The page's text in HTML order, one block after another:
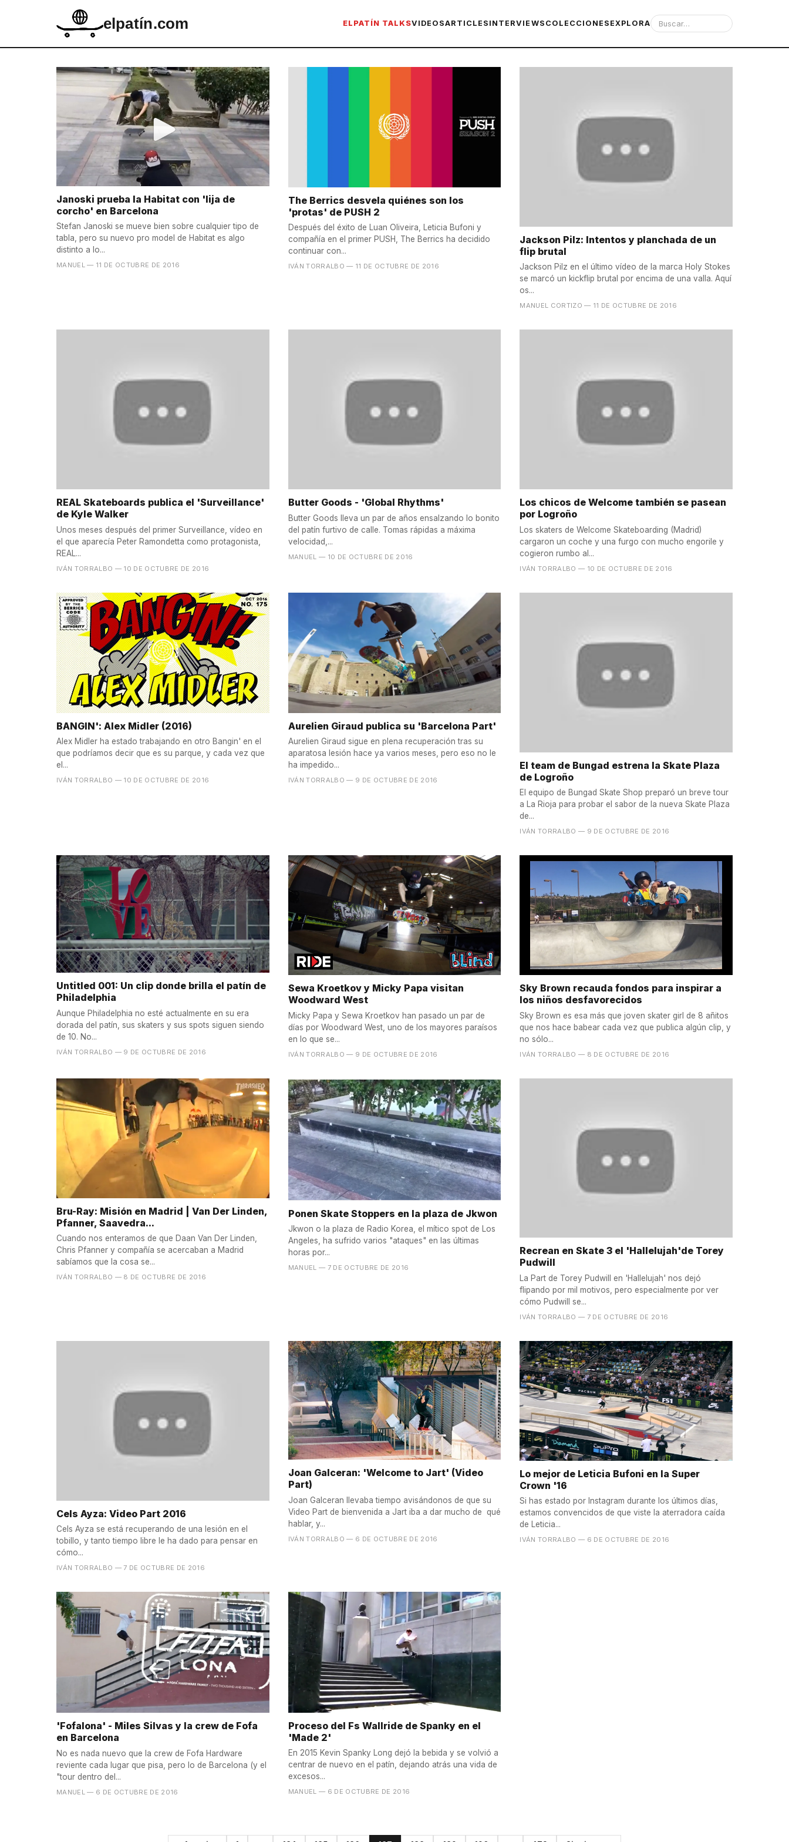
elpatín.com ELPATÍN TALKSVIDEOSARTICLES INTERVIEWS COLECCIONES EXPLORA
Janoski prueba la Habitat con 'lija de
corcho' en Barcelona
Stefan Janoski se mueve bien sobre cualquier tipo de
tabla, pero su nuevo pro model de Habitat es algo
distinto a lo...
MANUEL — 11 DE OCTUBRE DE 2016
The Berrics desvela quiénes son los
'protas' de PUSH 2
Después del éxito de Luan Oliveira, Leticia Bufoni y
compañía en el primer PUSH, The Berrics ha decidido
continuar con...
IVÁN TORRALBO — 11 DE OCTUBRE DE 2016
Jackson Pilz: Intentos y planchada de un
flip brutal
Jackson Pilz en el último vídeo de la marca Holy Stokes
se marcó un kickflip brutal por encima de una valla. Aquí
os...
MANUEL CORTIZO — 11 DE OCTUBRE DE 2016
REAL Skateboards publica el 'Surveillance'
de Kyle Walker
Unos meses después del primer Surveillance, vídeo en
el que aparecía Peter Ramondetta como protagonista,
REAL...
IVÁN TORRALBO — 10 DE OCTUBRE DE 2016
Butter Goods - 'Global Rhythms'
Butter Goods lleva un par de años ensalzando lo bonito
del patín furtivo de calle. Tomas rápidas a máxima
velocidad,...
MANUEL — 10 DE OCTUBRE DE 2016
Los chicos de Welcome también se pasean
por Logroño
Los skaters de Welcome Skateboarding (Madrid)
cargaron un coche y una furgo con mucho engorile y
cogieron rumbo al...
IVÁN TORRALBO — 10 DE OCTUBRE DE 2016
BANGIN': Alex Midler (2016)
Alex Midler ha estado trabajando en otro Bangin' en el
que podríamos decir que es su parque, y cada vez que
el...
IVÁN TORRALBO — 10 DE OCTUBRE DE 2016
Aurelien Giraud publica su 'Barcelona Part'
Aurelien Giraud sigue en plena recuperación tras su
aparatosa lesión hace ya varios meses, pero eso no le
ha impedido...
IVÁN TORRALBO — 9 DE OCTUBRE DE 2016
El team de Bungad estrena la Skate Plaza
de Logroño
El equipo de Bungad Skate Shop preparó un breve tour
a La Rioja para probar el sabor de la nueva Skate Plaza
de...
IVÁN TORRALBO — 9 DE OCTUBRE DE 2016
Untitled 001: Un clip donde brilla el patín de
Philadelphia
Aunque Philadelphia no esté actualmente en su era
dorada del patín, sus skaters y sus spots siguen siendo
de 10. No...
IVÁN TORRALBO — 9 DE OCTUBRE DE 2016
Sewa Kroetkov y Micky Papa visitan
Woodward West
Micky Papa y Sewa Kroetkov han pasado un par de
días por Woodward West, uno de los mayores paraísos
en lo que se...
IVÁN TORRALBO — 9 DE OCTUBRE DE 2016
Sky Brown recauda fondos para inspirar a
los niños desfavorecidos
Sky Brown es esa más que joven skater girl de 8 añitos
que nos hace babear cada vez que publica algún clip, y
no sólo...
IVÁN TORRALBO — 8 DE OCTUBRE DE 2016
Bru-Ray: Misión en Madrid | Van Der Linden,
Pfanner, Saavedra...
Cuando nos enteramos de que Daan Van Der Linden,
Chris Pfanner y compañía se acercaban a Madrid
sabíamos que la cosa se...
IVÁN TORRALBO — 8 DE OCTUBRE DE 2016
Ponen Skate Stoppers en la plaza de Jkwon
Jkwon o la plaza de Radio Korea, el mítico spot de Los
Angeles, ha sufrido varios "ataques" en las últimas
horas por...
MANUEL — 7 DE OCTUBRE DE 2016
Recrean en Skate 3 el 'Hallelujah'de Torey
Pudwill
La Part de Torey Pudwill en 'Hallelujah' nos dejó
flipando por mil motivos, pero especialmente por ver
cómo Pudwill se...
IVÁN TORRALBO — 7 DE OCTUBRE DE 2016
Cels Ayza: Video Part 2016
Cels Ayza se está recuperando de una lesión en el
tobillo, y tanto tiempo libre le ha dado para pensar en
cómo...
IVÁN TORRALBO — 7 DE OCTUBRE DE 2016
Joan Galceran: 'Welcome to Jart' (Video
Part)
Joan Galceran llevaba tiempo avisándonos de que su
Video Part de bienvenida a Jart iba a dar mucho de qué
hablar, y...
IVÁN TORRALBO — 6 DE OCTUBRE DE 2016
Lo mejor de Leticia Bufoni en la Super
Crown '16
Si has estado por Instagram durante los últimos días,
estamos convencidos de que viste la aterradora caída
de Leticia...
IVÁN TORRALBO — 6 DE OCTUBRE DE 2016
'Fofalona' - Miles Silvas y la crew de Fofa
en Barcelona
No es nada nuevo que la crew de Fofa Hardware
reviente cada lugar que pisa, pero lo de Barcelona (y el
"tour dentro del...
MANUEL — 6 DE OCTUBRE DE 2016
Proceso del Fs Wallride de Spanky en el
'Made 2'
En 2015 Kevin Spanky Long dejó la bebida y se volvió a
centrar de nuevo en el patín, dejando atrás una vida de
excesos...
MANUEL — 6 DE OCTUBRE DE 2016